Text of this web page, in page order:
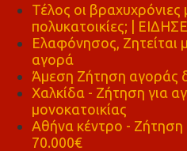
Τέλος οι βραχυχρόνιες
πολυκατοικίες; |
Ελαφόνησος, Ζητείται
αγορά
Άμεση Ζήτηση αγοράς
Χαλκίδα - Ζήτηση για
μονοκατοικίας
Αθήνα κέντρο - Ζήτηση
70.000€